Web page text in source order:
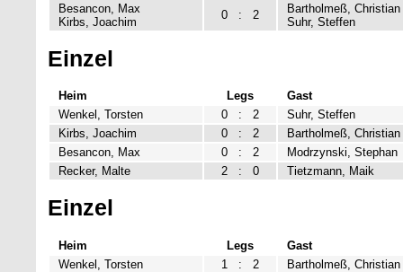
Besancon, Max
Kirbs, Joachim
0 : 2
Bartholmeß, Christian
Suhr, Steffen
Einzel
Heim Legs
Gast
Wenkel, Torsten
0 : 2
Suhr, Steffen
Kirbs, Joachim
0 : 2
Bartholmeß, Christian
Besancon, Max
0 : 2
Modrzynski, Stephan
Recker, Malte
2 : 0 Tietzmann, Maik
Einzel
Heim Legs
Gast
Wenkel, Torsten
1 : 2
Bartholmeß, Christian